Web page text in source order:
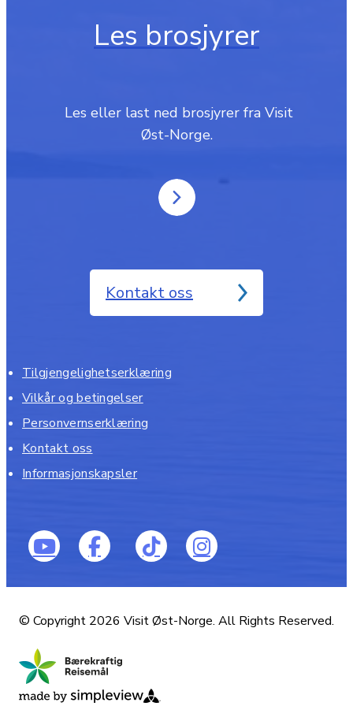
Les brosjyrer
‎ Les eller last ned brosjyrer fra Visit
Øst-Norge.
Kontakt oss
Tilgjengelighetserklæring
Vilkår og betingelser
Personvernserklæring
Kontakt oss
Informasjonskapsler
© Copyright 2026 Visit Øst-Norge. All Rights Reserved.